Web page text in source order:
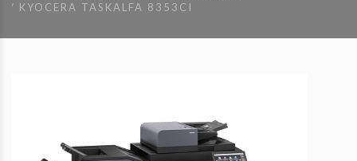
KYOCERA TASKALFA 8353CI